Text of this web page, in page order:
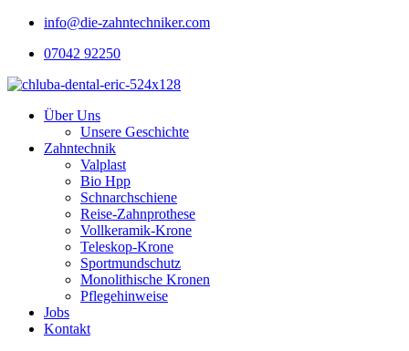
Zum
wechseln
info@die-zahntechniker.com
07042 92250
Über Uns
Unsere Geschichte
Zahntechnik
Valplast
Bio Hpp
Schnarchschiene
Reise-Zahnprothese
Vollkeramik-Krone
Teleskop-Krone
Sportmundschutz
Monolithische Kronen
Pflegehinweise
Jobs
Kontakt